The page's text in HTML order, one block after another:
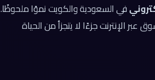
في السعودية والكويت نموًا ملحوظًا.
عبر الإنترنت جزءًا لا يتجزأ من الحياة